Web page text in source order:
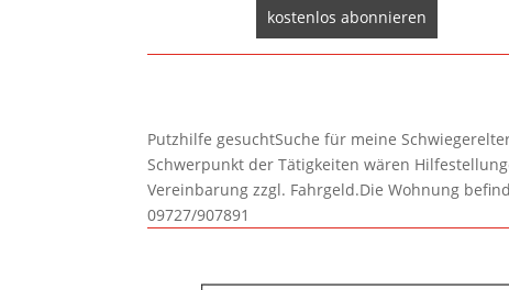
Putzhilfe gesuchtSuche für meine
Schwerpunkt der Tätigkeiten wären
Vereinbarung zzgl. Fahrgeld.Die Wohnung
09727/907891